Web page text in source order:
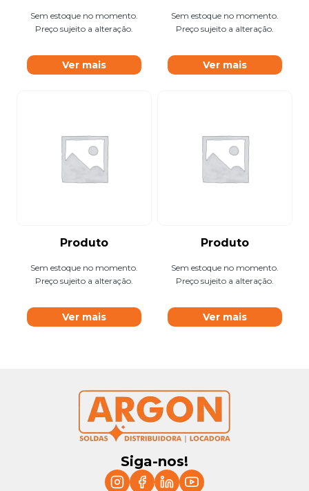
Sem estoque no momento.
Preço sujeito a alteração.
Ver mais
Sem estoque no momento.
Preço sujeito a alteração.
Ver mais
Produto
Sem estoque no momento.
Preço sujeito a alteração.
Ver mais
Produto
Sem estoque no momento.
Preço sujeito a alteração.
Ver mais
Siga-nos!